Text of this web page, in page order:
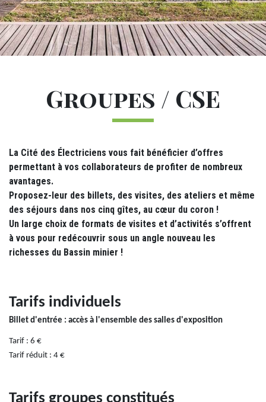
Groupes / CSE
M12 - Texte (1)
La Cité des Électriciens vous fait bénéficier d’offres
permettant à vos collaborateurs de profiter de nombreux
avantages.
Proposez-leur des billets, des visites, des ateliers et même
des séjours dans nos cinq gîtes, au cœur du coron !
Un large choix de formats de visites et d’activités s’offrent
à vous pour redécouvrir sous un angle nouveau les
richesses du Bassin minier !
Tarifs individuels
Billet d'entrée : accès à l'ensemble des salles d'exposition
Tarif : 6 €
Tarif réduit : 4 €
Tarifs groupes constitués